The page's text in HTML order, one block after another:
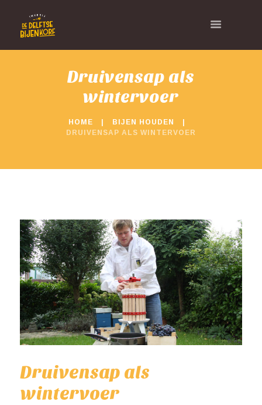
Druivensap als
wintervoer
HOME
BIJEN HOUDEN
DRUIVENSAP ALS WINTERVOER
Druivensap als
wintervoer